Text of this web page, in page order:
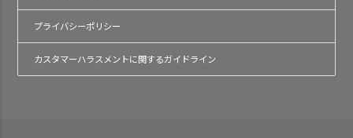
プライバシーポリシー
カスタマーハラスメントに関するガイドライン